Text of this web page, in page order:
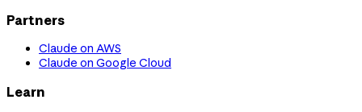
Partners
Claude on AWS
Claude on Google Cloud
Learn